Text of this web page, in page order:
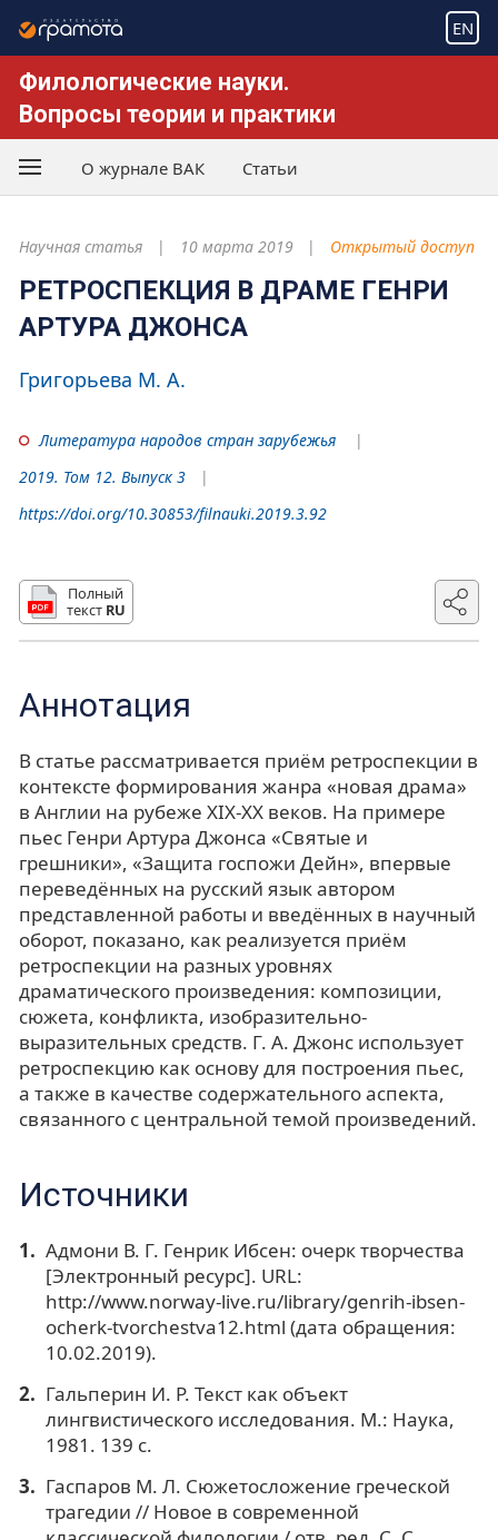
EN
Филологические науки.
Вопросы теории и практики
О журнале ВАК Статьи
Научная статья 10 марта 2019 Открытый доступ
РЕТРОСПЕКЦИЯ В ДРАМЕ ГЕНРИ
АРТУРА ДЖОНСА
Григорьева М. А.
Литература народов стран зарубежья
2019. Том 12. Выпуск 3
https://doi.org/10.30853/filnauki.2019.3.92
Полный
текст RU
Аннотация
В статье рассматривается приём ретроспекции в
контексте формирования жанра «новая драма»
в Англии на рубеже XIX-XX веков. На примере
пьес Генри Артура Джонса «Святые и
грешники», «Защита госпожи Дейн», впервые
переведённых на русский язык автором
представленной работы и введённых в научный
оборот, показано, как реализуется приём
ретроспекции на разных уровнях
драматического произведения: композиции,
сюжета, конфликта, изобразительно-
выразительных средств. Г. А. Джонс использует
ретроспекцию как основу для построения пьес,
а также в качестве содержательного аспекта,
связанного с центральной темой произведений.
Источники
Адмони В. Г. Генрик Ибсен: очерк творчества
[Электронный ресурс]. URL:
http://www.norway-live.ru/library/genrih-ibsen-
ocherk-tvorchestva12.html (дата обращения:
10.02.2019).
Гальперин И. Р. Текст как объект
лингвистического исследования. М.: Наука,
1981. 139 с.
Гаспаров М. Л. Сюжетосложение греческой
трагедии // Новое в современной